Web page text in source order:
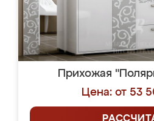
Прихожая
Цена: от 53